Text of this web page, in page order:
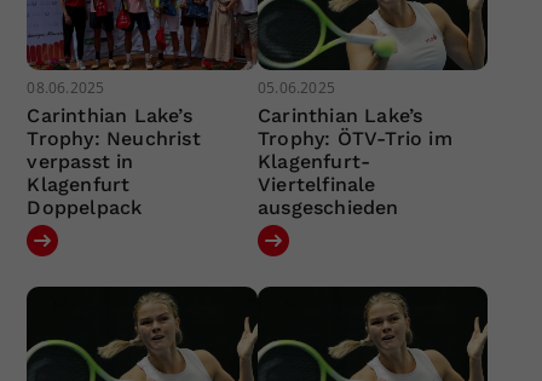
08.06.2025
Carinthian Lake’s
Trophy: Neuchrist
verpasst in
Klagenfurt
Doppelpack
05.06.2025
Carinthian Lake’s
Trophy: ÖTV-Trio im
Klagenfurt-
Viertelfinale
ausgeschieden